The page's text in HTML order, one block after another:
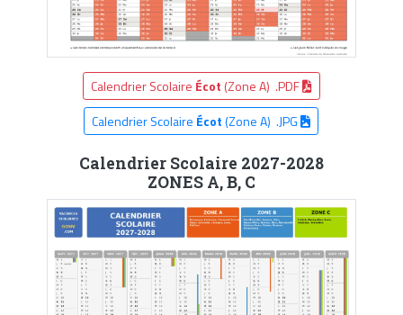
Calendrier Scolaire Écot (Zone A) .PDF
Calendrier Scolaire Écot(Zone A) .JPG
Calendrier Scolaire 2027-2028
ZONES A, B, C